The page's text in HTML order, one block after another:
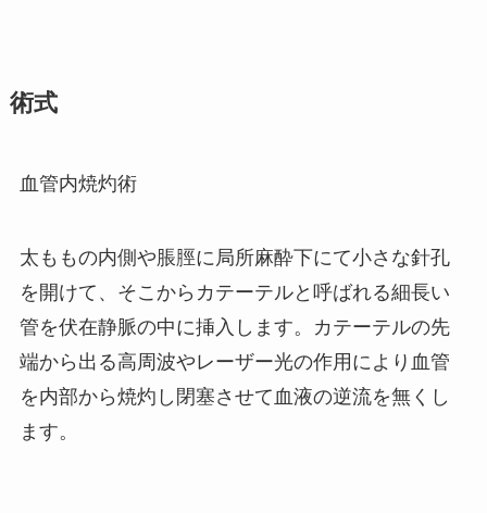
術式
血管内焼灼術
太ももの内側や脹脛に局所麻酔下にて小さな針孔
を開けて、そこからカテーテルと呼ばれる細長い
管を伏在静脈の中に挿入します。カテーテルの先
端から出る高周波やレーザー光の作用により血管
を内部から焼灼し閉塞させて血液の逆流を無くし
ます。